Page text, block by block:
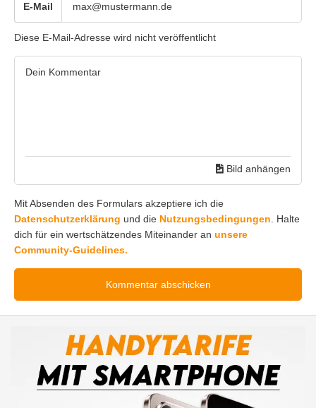
E-Mail
Diese E-Mail-Adresse wird nicht veröffentlicht
Bild anhängen
Mit Absenden des Formulars akzeptiere ich die
Datenschutzerklärung und die Nutzungsbedingungen. Halte
dich für ein wertschätzendes Miteinander an unsere
Community-Guidelines.